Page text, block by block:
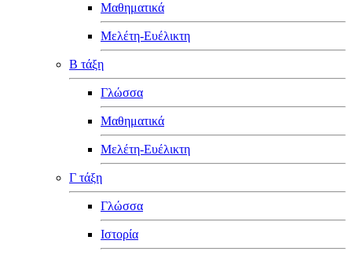
Μαθηματικά
Μελέτη-Ευέλικτη
Β τάξη
Γλώσσα
Μαθηματικά
Μελέτη-Ευέλικτη
Γ τάξη
Γλώσσα
Ιστορία